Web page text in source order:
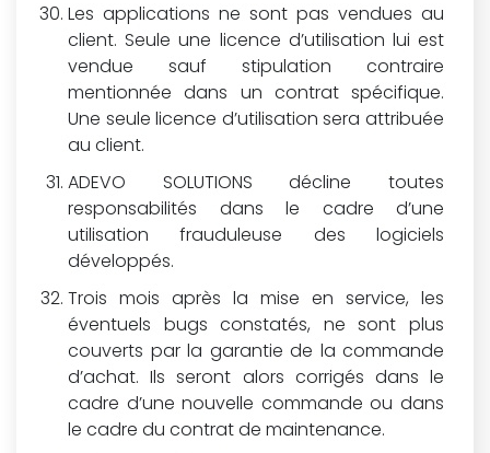
Les applications ne sont pas vendues au
client. Seule une licence d’utilisation lui est
vendue sauf stipulation contraire
mentionnée dans un contrat spécifique.
Une seule licence d’utilisation sera attribuée
au client.
ADEVO SOLUTIONS décline toutes
responsabilités dans le cadre d’une
utilisation frauduleuse des logiciels
développés.
Trois mois après la mise en service, les
éventuels bugs constatés, ne sont plus
couverts par la garantie de la commande
d’achat. Ils seront alors corrigés dans le
cadre d’une nouvelle commande ou dans
le cadre du contrat de maintenance.